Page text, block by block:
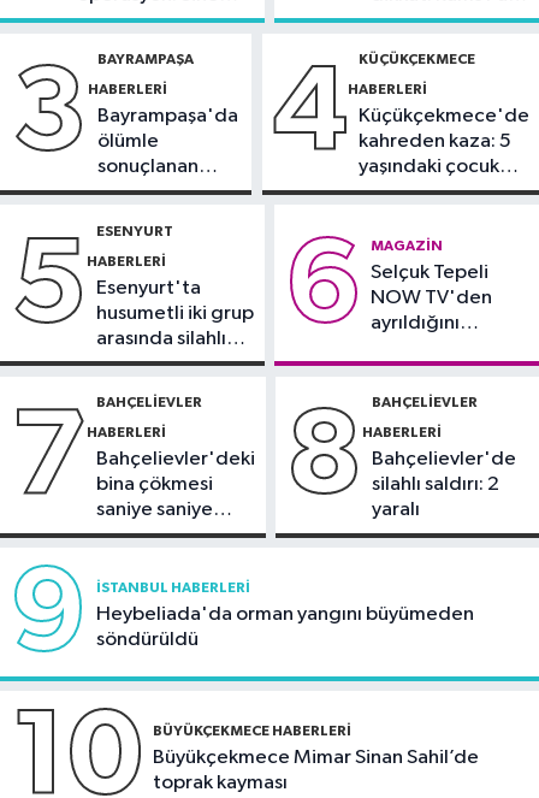
hazırlık maçında FOMGET'i 3-1
mağlup etti
ve oğlunun heykeli bulundu
Dedetaş'a
çevresinde bazı
3 BAYRAMPAŞA
HABERLERI
Bayrampaşa'da
ölümle
sonuçlanan
kaza: Sürücü
4 KÜÇÜKÇEKMECE
HABERLERI
Küçükçekmece'de
kahreden kaza: 5
yaşındaki çocuk
yoğun bakımda
5 ESENYURT
HABERLERI
Esenyurt'ta
husumetli iki grup
arasında silahlı
kavga
6 MAGAZIN
Selçuk Tepeli
NOW TV'den
ayrıldığını
7 BAHÇELIEVLER
HABERLERI
Bahçelievler'deki
bina çökmesi
saniye saniye
görüntülendi
8 BAHÇELIEVLER
HABERLERI
Bahçelievler'de
silahlı saldırı: 2
yaralı
9 İSTANBUL HABERLERI
Heybeliada'da orman yangını büyümeden
söndürüldü
10 BÜYÜKÇEKMECE HABERLERI
Büyükçekmece Mimar Sinan Sahil’de
toprak kayması